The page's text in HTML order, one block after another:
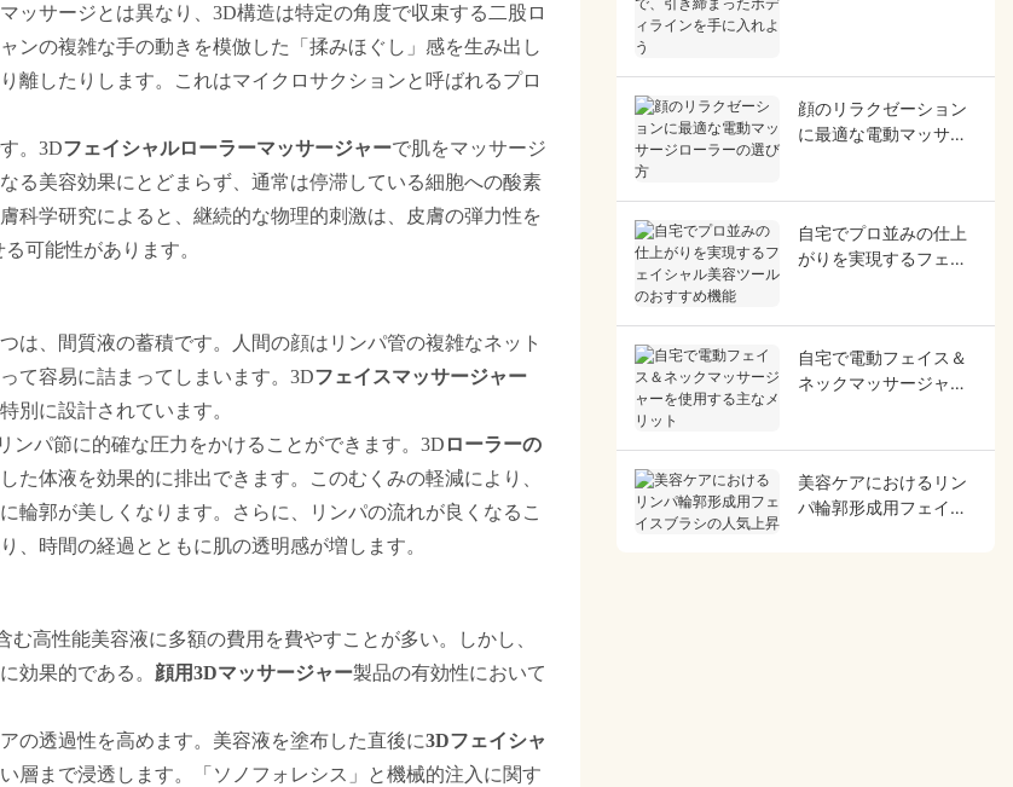
ッサージとは異なり、3D構造は特定の角度で収束する二股ロ
ンの複雑な手の動きを模倣した「揉みほぐし」感を生み出し
離したりします。これはマイクロサクションと呼ばれるプロ
。3Dフェイシャルローラーマッサージャーで肌をマッサージ
る美容効果にとどまらず、通常は停滞している細胞への酸素
科学研究によると、継続的な物理的刺激は、皮膚の弾力性を
可能性があります。
は、間質液の蓄積です。人間の顔はリンパ管の複雑なネット
て容易に詰まってしまいます。3Dフェイスマッサージャー
別に設計されています。
ンパ節に的確な圧力をかけることができます。3D ローラーの
体液を効果的に排出できます。このむくみの軽減により、
輪郭が美しくなります。さらに、リンパの流れが良くなるこ
、時間の経過とともに肌の透明感が増します。
高性能美容液に多額の費用を費やすことが多い。しかし、
効果的である。 顔用3Dマッサージャー製品の有効性において
の透過性を高めます。 美容液を塗布した直後に3Dフェイシャ
層まで浸透します。「ソノフォレシス」と機械的注入に関す
顔のリラクゼーション
に最適な電動マッサー
自宅でプロ並みの仕上
がりを実現するフェイ
自宅で電動フェイス＆
ネックマッサージャー
美容ケアにおけるリン
パ輪郭形成用フェイス